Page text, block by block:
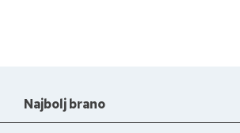
Najbolj brano